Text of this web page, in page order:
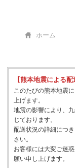
ホーム
【熊本地震による
このたびの熊本地震
上げます。
地震の影響により、
じております。
配送状況の詳細につ
さい。
お客様には大変ご迷
願い申し上げます。